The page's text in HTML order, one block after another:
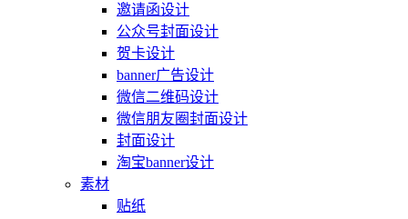
邀请函设计
公众号封面设计
贺卡设计
banner广告设计
微信二维码设计
微信朋友圈封面设计
封面设计
淘宝banner设计
素材
贴纸